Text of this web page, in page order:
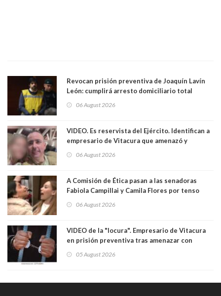
Revocan prisión preventiva de Joaquín Lavín
León: cumplirá arresto domiciliario total
06 August 2026
VIDEO. Es reservista del Ejército. Identifican a
empresario de Vitacura que amenazó y
al "ring raja". Se trata de Andrés Arrieta y la
06 August 2026
A Comisión de Ética pasan a las senadoras
Fabiola Campillai y Camila Flores por tenso
06 August 2026
VIDEO de la "locura". Empresario de Vitacura
en prisión preventiva tras amenazar con
Los persiguió en potente camioneta
05 August 2026